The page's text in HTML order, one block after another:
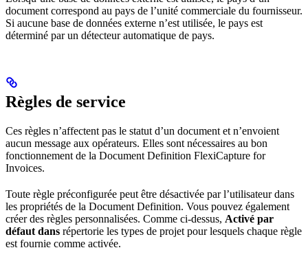
document correspond au pays de l’unité commerciale du fournisseur.
Si aucune base de données externe n’est utilisée, le pays est
déterminé par un détecteur automatique de pays.
Règles de service
Ces règles n’affectent pas le statut d’un document et n’envoient
aucun message aux opérateurs. Elles sont nécessaires au bon
fonctionnement de la Document Definition FlexiCapture for
Invoices.
Toute règle préconfigurée peut être désactivée par l’utilisateur dans
les propriétés de la Document Definition. Vous pouvez également
créer des règles personnalisées. Comme ci-dessus, Activé par
défaut dans répertorie les types de projet pour lesquels chaque règle
est fournie comme activée.